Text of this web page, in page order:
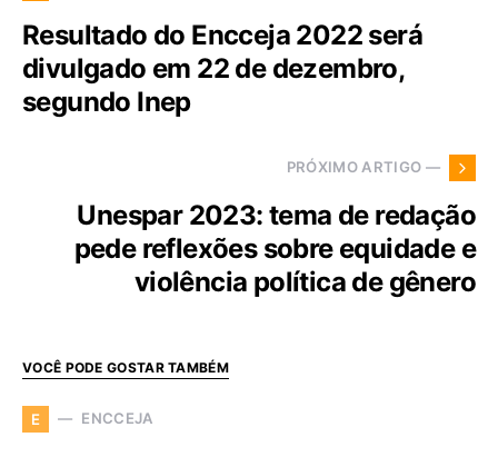
Resultado do Encceja 2022 será
divulgado em 22 de dezembro,
segundo Inep
PRÓXIMO ARTIGO —
Unespar 2023: tema de redação
pede reflexões sobre equidade e
violência política de gênero
VOCÊ PODE GOSTAR TAMBÉM
E ENCCEJA